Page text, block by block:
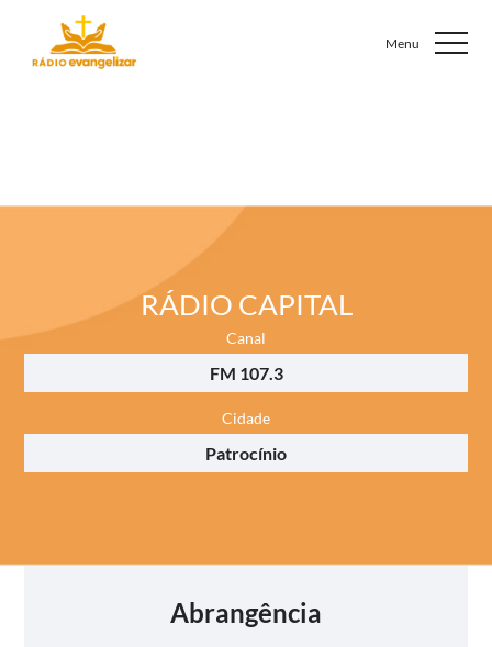
RÁDIO CAPITAL
Canal
FM 107.3
Cidade
Patrocínio
Abrangência